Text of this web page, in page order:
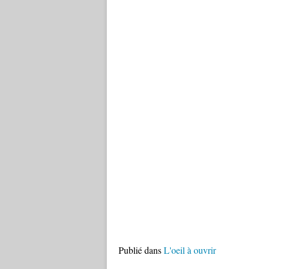
Publié dansL'oeil à ouvrir